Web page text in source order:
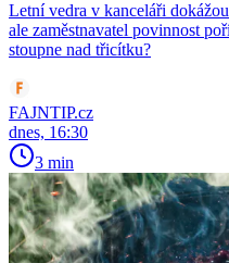
Letní vedra v kanceláři
ale zaměstnavatel povinnost
stoupne nad třicítku?
FAJNTIP.cz
dnes, 16:30
3 min